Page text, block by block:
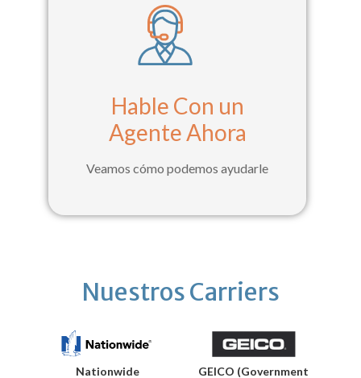
Hable Con un
Agente Ahora
Veamos cómo podemos ayudarle
Nuestros Carriers
Nationwide
GEICO (Government